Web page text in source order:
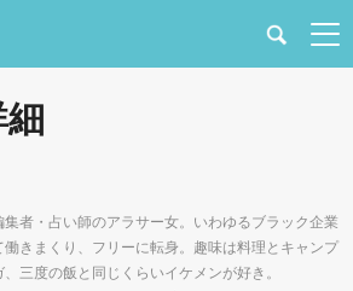
集者・占い師のアラサー女。いわゆるブラック企業
働きまくり、フリーに転身。趣味は料理とキャンプ
、三度の飯と同じくらいイケメンが好き。